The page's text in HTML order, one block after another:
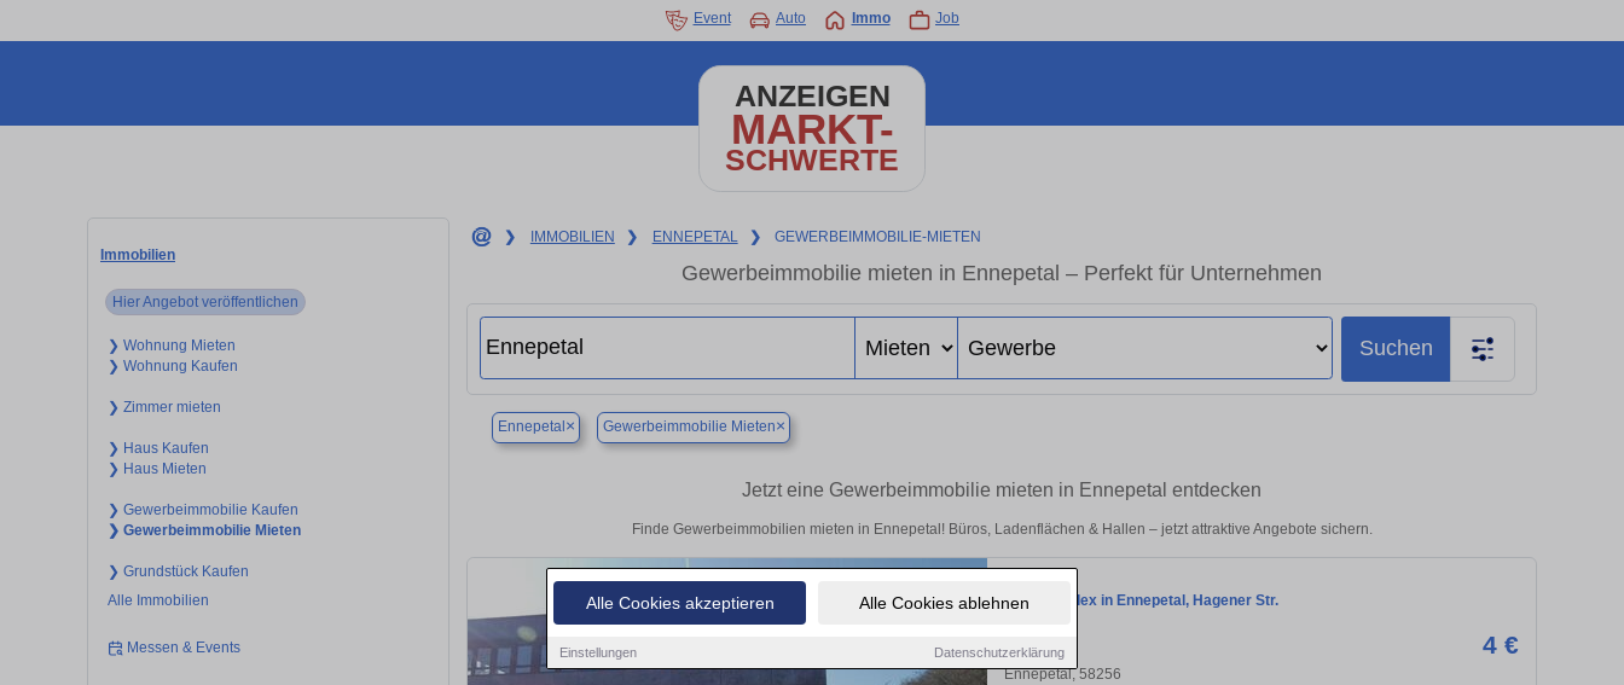
Alle Cookies akzeptieren Alle Cookies ablehnen
Einstellungen Datenschutzerklärung
Event Auto Immo Job
ANZEIGEN
MARKT-
SCHWERTE
Immobilien
Hier Angebot veröffentlichen
❯ Wohnung Mieten
❯ Wohnung Kaufen
❯ Zimmer mieten
❯ Haus Kaufen
❯ Haus Mieten
❯ Gewerbeimmobilie Kaufen
❯ Gewerbeimmobilie Mieten
❯ Grundstück Kaufen
Alle Immobilien
Messen & Events
❯ IMMOBILIEN ❯ ENNEPETAL ❯ GEWERBEIMMOBILIE-MIETEN
Gewerbeimmobilie mieten in Ennepetal – Perfekt für Unternehmen
Suchen
Ennepetal × Gewerbeimmobilie Mieten×
Jetzt eine Gewerbeimmobilie mieten in Ennepetal entdecken
Finde Gewerbeimmobilien mieten in Ennepetal! Büros, Ladenflächen & Hallen – jetzt attraktive Angebote sichern.
Bürokomplex in Ennepetal, Hagener Str.
4 €
Ennepetal, 58256